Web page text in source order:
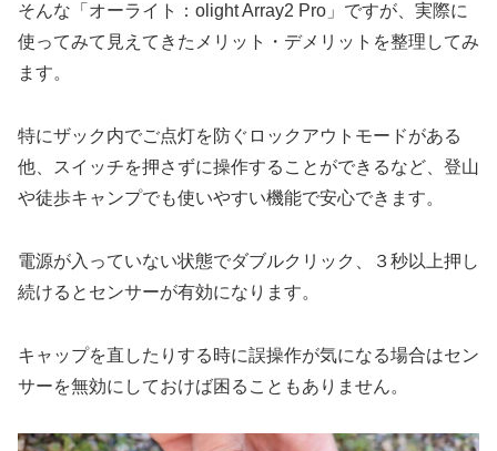
そんな「オーライト：olight Array2 Pro」ですが、実際に
使ってみて見えてきたメリット・デメリットを整理してみ
ます。
特にザック内でご点灯を防ぐロックアウトモードがある
他、スイッチを押さずに操作することができるなど、登山
や徒歩キャンプでも使いやすい機能で安心できます。
電源が入っていない状態でダブルクリック、３秒以上押し
続けるとセンサーが有効になります。
キャップを直したりする時に誤操作が気になる場合はセン
サーを無効にしておけば困ることもありません。